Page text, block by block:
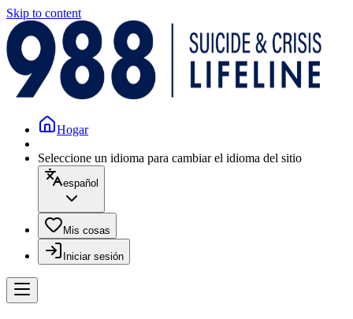
Skip to content
Hogar
Seleccione un idioma para cambiar el idioma del sitio
español
Mis cosas
Iniciar sesión